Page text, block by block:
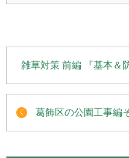
雑草対策 前編 『基本＆
葛飾区の公園工事編